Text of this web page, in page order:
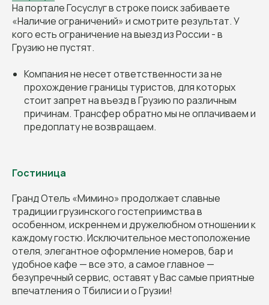
На портале Госуслуг в строке поиск забиваете
«Наличие ограничений» и смотрите результат. У
кого есть ограничение на выезд из России - в
Грузию не пустят.
Компания не несет ответственности за не
прохождение границы туристов, для которых
стоит запрет на въезд в Грузию по различным
причинам. Трансфер обратно мы не оплачиваем и
предоплату не возвращаем.
Гостиница
Гранд Отель «Мимино» продолжает славные
традиции грузинского гостеприимства в
особенном, искреннем и дружелюбном отношении к
каждому гостю. Исключительное местоположение
отеля, элегантное оформление номеров, бар и
удобное кафе — все это, а самое главное —
безупречный сервис, оставят у Вас самые приятные
впечатления о Тбилиси и о Грузии!